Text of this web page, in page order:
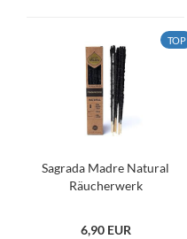
TOP
Sagrada Madre Natural
Räucherwerk
6,90 EUR